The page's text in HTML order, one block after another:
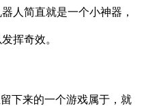
人简直就是一个小神器，
挥奇效。
下来的一个游戏属于，就